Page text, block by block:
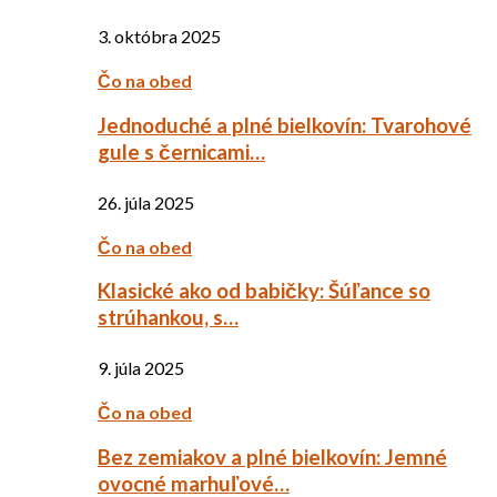
3. októbra 2025
Čo na obed
Jednoduché a plné bielkovín: Tvarohové
gule s černicami…
26. júla 2025
Čo na obed
Klasické ako od babičky: Šúľance so
strúhankou, s…
9. júla 2025
Čo na obed
Bez zemiakov a plné bielkovín: Jemné
ovocné marhuľové…